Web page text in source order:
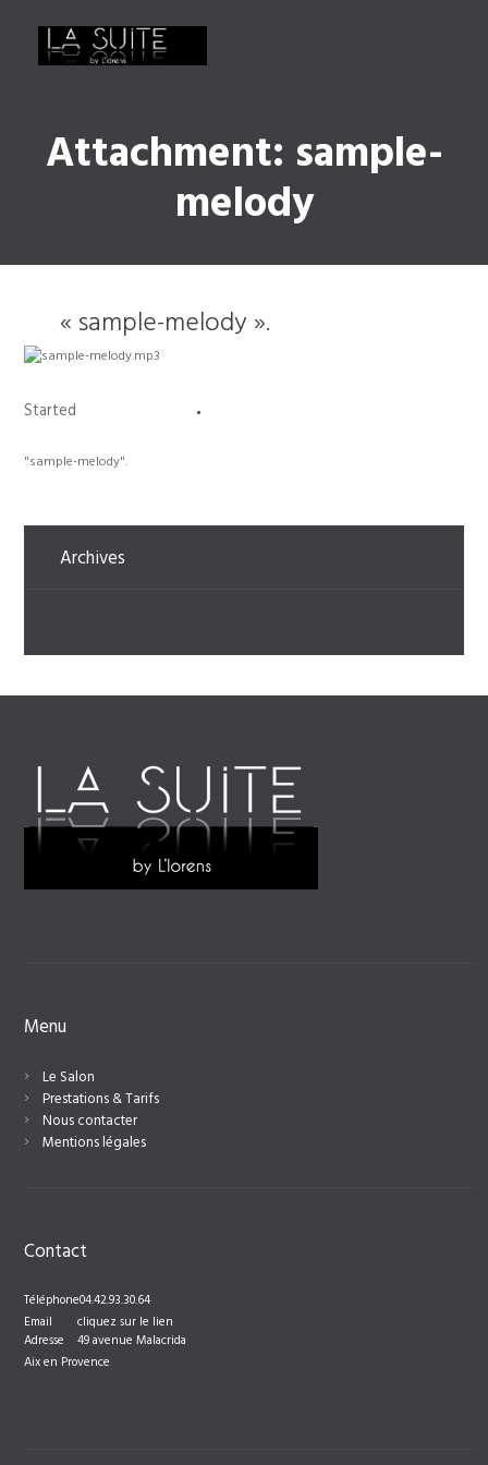
Attachment: sample-
melody
« sample-melody ».
Started
"sample-melody".
Archives
Coiffeur - Créateur
Menu
Le Salon
Prestations & Tarifs
Nous contacter
Mentions légales
Contact
Téléphone04.42.93.30.64
Email
cliquez sur le lien
Adresse
49 avenue Malacrida
Aix en Provence